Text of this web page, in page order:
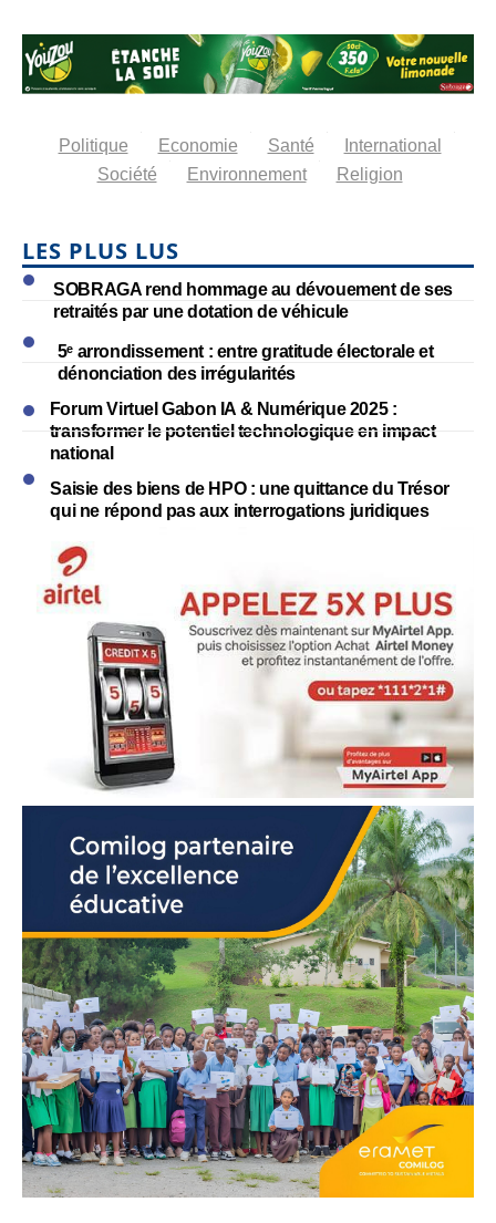
Politique Economie Santé
International
Société
Environnement Religion
LES PLUS LUS
SOBRAGA rend hommage au dévouement de ses
retraités par une dotation de véhicule
5ᵉ arrondissement : entre gratitude électorale et
dénonciation des irrégularités
Forum Virtuel Gabon IA & Numérique 2025 :
transformer le potentiel technologique en impact
national
Saisie des biens de HPO : une quittance du Trésor
qui ne répond pas aux interrogations juridiques